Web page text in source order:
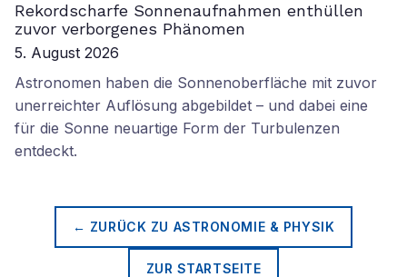
Rekordscharfe Sonnenaufnahmen enthüllen
zuvor verborgenes Phänomen
5. August 2026
Astronomen haben die Sonnenoberfläche mit zuvor
unerreichter Auflösung abgebildet – und dabei eine
für die Sonne neuartige Form der Turbulenzen
entdeckt.
← ZURÜCK ZU ASTRONOMIE & PHYSIK
ZUR STARTSEITE